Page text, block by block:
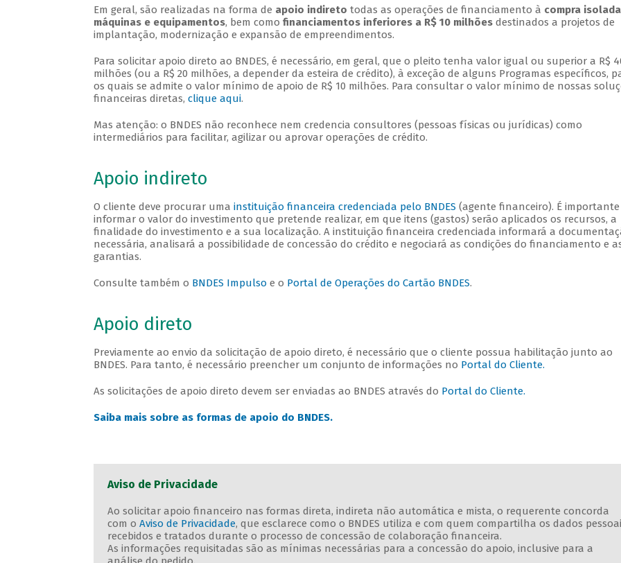
Em geral, são realizadas na forma de apoio indireto todas as operações de financiamento à compra
máquinas e equipamentos, bem como financiamentos inferiores a R$ 10 milhõesdestinados a projetos de
implantação, modernização e expansão de empreendimentos.
Para solicitar apoio direto ao BNDES, é necessário, em geral, que o pleito tenha valor igual ou superior a R$
milhões (ou a R$ 20 milhões, a depender da esteira de crédito), à exceção de alguns Programas específicos,
os quais se admite o valor mínimo de apoio de R$ 10 milhões. Para consultar o valor mínimo de nossas
financeiras diretas, clique aqui.
Mas atenção: o BNDES não reconhece nem credencia consultores (pessoas físicas ou jurídicas) como
intermediários para facilitar, agilizar ou aprovar operações de crédito.
Apoio indireto
O cliente deve procurar uma instituição financeira credenciada pelo BNDES (agente financeiro). É importante
informar o valor do investimento que pretende realizar, em que itens (gastos) serão aplicados os recursos, a
finalidade do investimento e a sua localização. A instituição financeira credenciada informará a
necessária, analisará a possibilidade de concessão do crédito e negociará as condições do financiamento e
garantias.
Consulte também o BNDES Impulso e o Portal de Operações do Cartão BNDES.
Apoio direto
Previamente ao envio da solicitação de apoio direto, é necessário que o cliente possua habilitação junto ao
BNDES. Para tanto, é necessário preencher um conjunto de informações no Portal do Cliente.
As solicitações de apoio direto devem ser enviadas ao BNDES através do Portal do Cliente.
Saiba mais sobre as formas de apoio do BNDES.
Aviso de Privacidade
Ao solicitar apoio financeiro nas formas direta, indireta não automática e mista, o requerente concorda
com o Aviso de Privacidade, que esclarece como o BNDES utiliza e com quem compartilha os dados
recebidos e tratados durante o processo de concessão de colaboração financeira.
As informações requisitadas são as mínimas necessárias para a concessão do apoio, inclusive para a